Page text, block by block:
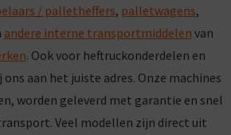
/ palletheffers, palletwagens,
andere interne transportmiddelen van
. Ook voor heftruckonderdelen en
aan het juiste adres. Onze machines
worden geleverd met garantie en snel
Veel modellen zijn direct uit